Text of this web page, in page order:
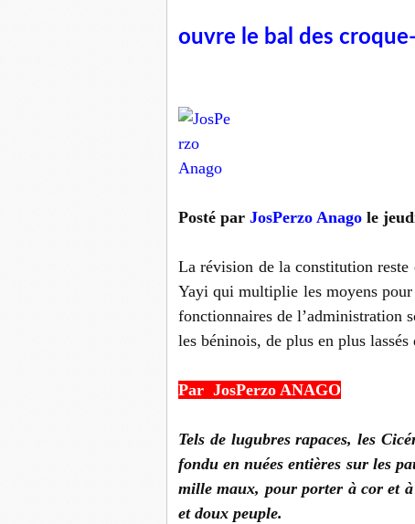
ouvre le bal des
Posté par JosPerzo Anago le
La révision de la constitution
Yayi qui multiplie les moyens
fonctionnaires de l’administration
les béninois, de plus en plus
Par JosPerzo ANAGO
Tels de lugubres rapaces, les
fondu en nuées entières sur les
mille maux, pour porter à cor et
et doux peuple.